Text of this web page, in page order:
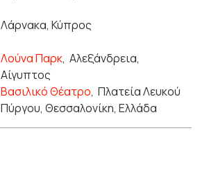
Λάρνακα, Κύπρος
Λούνα Παρκ,Αλεξάνδρεια,
Αίγυπτος
Βασιλικό Θέατρο,Πλατεία Λευκού
Πύργου, Θεσσαλονίκη, Ελλάδα